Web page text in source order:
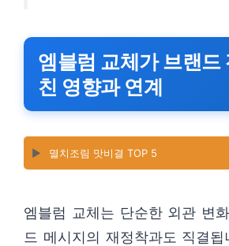
엠블럼 교체가 브랜드
친 영향과 연계
▶️ 멸치조림 맛비결 TOP 5
엠블럼 교체는 단순한 외관 변
드 메시지의 재정착과도 직결